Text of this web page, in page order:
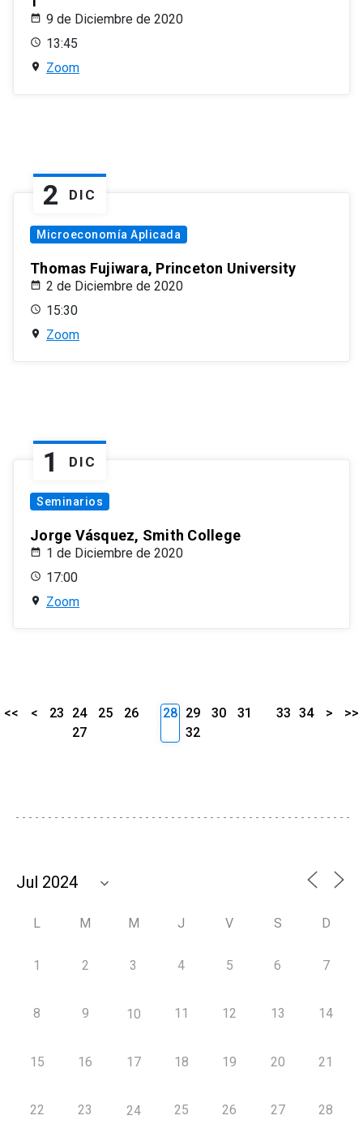
9 de Diciembre de 2020
13:45
Zoom
2 DIC
Microeconomía Aplicada
Thomas Fujiwara, Princeton University
2 de Diciembre de 2020
15:30
Zoom
1 DIC
Seminarios
Jorge Vásquez, Smith College
1 de Diciembre de 2020
17:00
Zoom
<< < 23 24 25
26
27
28 29 30
31
32
33 34 > >>
L M M J V S D
1 2 3 4 5 6 7
8 9 10 11 12 13 14
15 16 17 18 19 20 21
22 23 24 25 26 27 28